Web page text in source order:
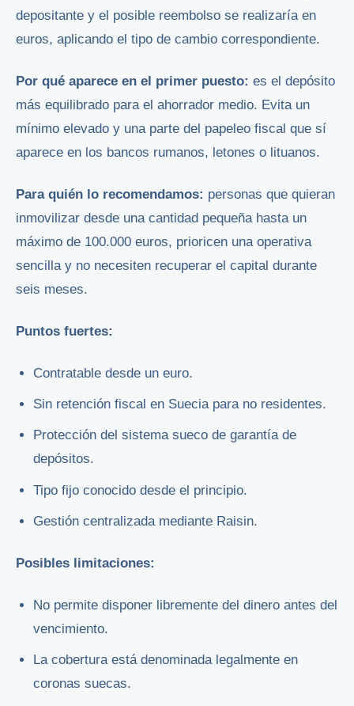
depositante y el posible reembolso se realizaría en
euros, aplicando el tipo de cambio correspondiente.
Por qué aparece en el primer puesto: es el depósito
más equilibrado para el ahorrador medio. Evita un
mínimo elevado y una parte del papeleo fiscal que sí
aparece en los bancos rumanos, letones o lituanos.
Para quién lo recomendamos: personas que quieran
inmovilizar desde una cantidad pequeña hasta un
máximo de 100.000 euros, prioricen una operativa
sencilla y no necesiten recuperar el capital durante
seis meses.
Puntos fuertes:
Contratable desde un euro.
Sin retención fiscal en Suecia para no residentes.
Protección del sistema sueco de garantía de
depósitos.
Tipo fijo conocido desde el principio.
Gestión centralizada mediante Raisin.
Posibles limitaciones:
No permite disponer libremente del dinero antes del
vencimiento.
La cobertura está denominada legalmente en
coronas suecas.